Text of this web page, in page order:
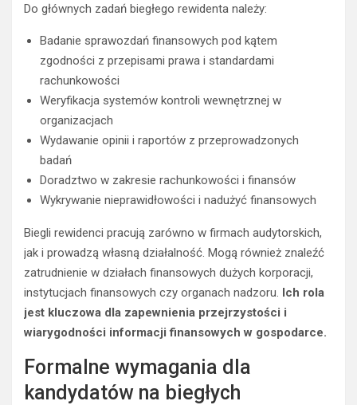
Do głównych zadań biegłego rewidenta należy:
Badanie sprawozdań finansowych pod kątem
zgodności z przepisami prawa i standardami
rachunkowości
Weryfikacja systemów kontroli wewnętrznej w
organizacjach
Wydawanie opinii i raportów z przeprowadzonych
badań
Doradztwo w zakresie rachunkowości i finansów
Wykrywanie nieprawidłowości i nadużyć finansowych
Biegli rewidenci pracują zarówno w firmach audytorskich,
jak i prowadzą własną działalność. Mogą również znaleźć
zatrudnienie w działach finansowych dużych korporacji,
instytucjach finansowych czy organach nadzoru. Ich rola
jest kluczowa dla zapewnienia przejrzystości i
wiarygodności informacji finansowych w gospodarce.
Formalne wymagania dla
kandydatów na biegłych